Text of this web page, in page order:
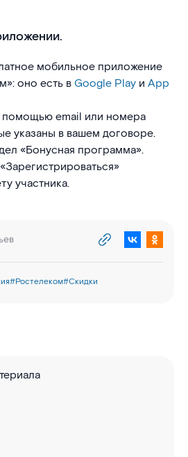
мобильное приложение
оно есть вGoogle Play и App
помощью email или номера
указаны в вашем договоре.
«Бонусная программа».
участника.
#Ростелеком#Скидки